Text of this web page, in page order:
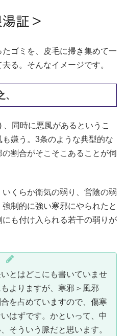
ゴミを、皮毛に掃き集めて一
る。そんなイメージです。
同時に悪風があるというこ
嫌う。3条のような典型的な
割合がそこそこあることが伺
くらか衛気の弱り、営陰の弱
制的に強い寒邪にやられたと
も付け入られる若干の弱りが
とはどこにも書いていませ
よりますが、寒邪＞風邪
を占めていますので、傷寒
はずです。かといって、中
そういう脈だと思います。